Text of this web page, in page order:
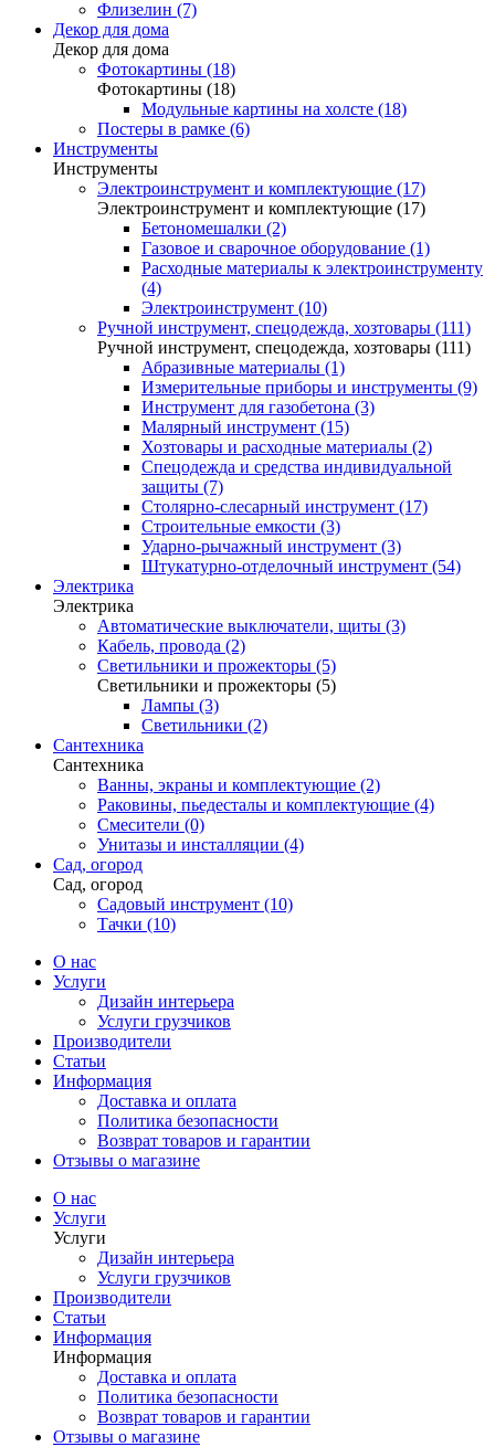
Флизелин (7)
Декор для дома
Декор для дома
Фотокартины (18)
Фотокартины (18)
Модульные картины на холсте (18)
Постеры в рамке (6)
Инструменты
Инструменты
Электроинструмент и комплектующие (17)
Электроинструмент и комплектующие (17)
Бетономешалки (2)
Газовое и сварочное оборудование (1)
Расходные материалы к электроинструменту
(4)
Электроинструмент (10)
Ручной инструмент, спецодежда, хозтовары (111)
Ручной инструмент, спецодежда, хозтовары (111)
Абразивные материалы (1)
Измерительные приборы и инструменты (9)
Инструмент для газобетона (3)
Малярный инструмент (15)
Хозтовары и расходные материалы (2)
Спецодежда и средства индивидуальной
защиты (7)
Столярно-слесарный инструмент (17)
Строительные емкости (3)
Ударно-рычажный инструмент (3)
Штукатурно-отделочный инструмент (54)
Электрика
Электрика
Автоматические выключатели, щиты (3)
Кабель, провода (2)
Светильники и прожекторы (5)
Светильники и прожекторы (5)
Лампы (3)
Светильники (2)
Сантехника
Сантехника
Ванны, экраны и комплектующие (2)
Раковины, пьедесталы и комплектующие (4)
Смесители (0)
Унитазы и инсталляции (4)
Сад, огород
Сад, огород
Садовый инструмент (10)
Тачки (10)
О нас
Услуги
Дизайн интерьера
Услуги грузчиков
Производители
Статьи
Информация
Доставка и оплата
Политика безопасности
Возврат товаров и гарантии
Отзывы о магазине
О нас
Услуги
Услуги
Дизайн интерьера
Услуги грузчиков
Производители
Статьи
Информация
Информация
Доставка и оплата
Политика безопасности
Возврат товаров и гарантии
Отзывы о магазине